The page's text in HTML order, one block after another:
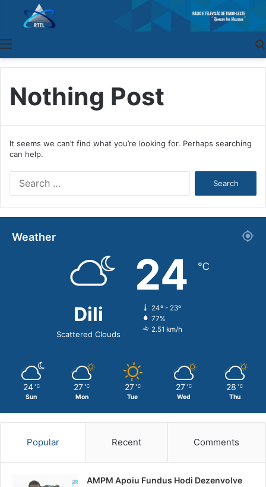
Nothing Post
It seems we can’t find what you’re looking for. Perhaps searching
can help.
Weather
Dili
Scattered Clouds
24 ℃
24º - 23º
77%
2.51 km/h
24 ℃
Sun
27 ℃
Mon
27 ℃
Tue
27 ℃
Wed
28 ℃
Thu
Popular Recent Comments
AMPM Apoiu Fundus Hodi Dezenvolve